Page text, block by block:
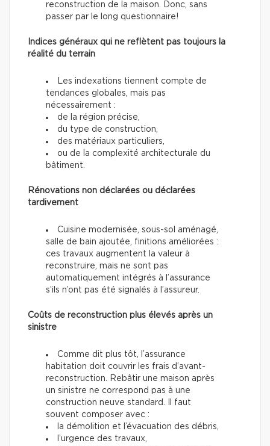
reconstruction de la maison. Donc, sans
passer par le long questionnaire!
Indices généraux qui ne reflètent pas toujours la
réalité du terrain
Les indexations tiennent compte de
tendances globales, mais pas
nécessairement :
de la région précise,
du type de construction,
des matériaux particuliers,
ou de la complexité architecturale du
bâtiment.
Rénovations non déclarées ou déclarées
tardivement
Cuisine modernisée, sous-sol aménagé,
salle de bain ajoutée, finitions améliorées :
ces travaux augmentent la valeur à
reconstruire, mais ne sont pas
automatiquement intégrés à l’assurance
s’ils n’ont pas été signalés à l’assureur.
Coûts de reconstruction plus élevés après un
sinistre
Comme dit plus tôt, l’assurance
habitation doit couvrir les frais d’avant-
reconstruction. Rebâtir une maison après
un sinistre ne correspond pas à une
construction neuve standard. Il faut
souvent composer avec :
la démolition et l’évacuation des débris,
l’urgence des travaux,